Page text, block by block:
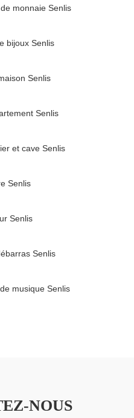
monnaie Senlis
bijoux Senlis
Senlis
Senlis
et cave Senlis
Senlis
Senlis
Senlis
musique Senlis
NOUS